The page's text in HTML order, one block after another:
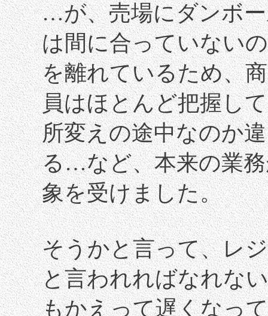
…が、売場にダンボ
は間に合っていない
を離れているため、
員はほとんど把握し
所変えの途中なのか
る…など、本来の業
象を受けました。
そうかと言って、レ
と言われればなれな
もかえって遅くなっ